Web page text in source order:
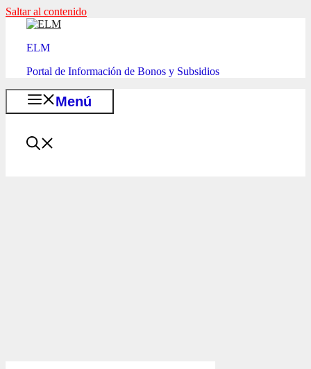
Saltar al contenido
ELM
Portal de Información de Bonos y Subsidios
Menú